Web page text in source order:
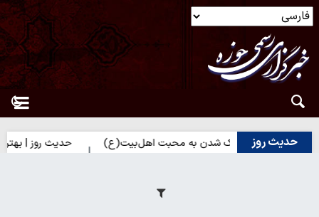
حدیث روز
| راه نزدیک شدن به محبت اهل‌بیت(ع) حدیث روز | بهترین